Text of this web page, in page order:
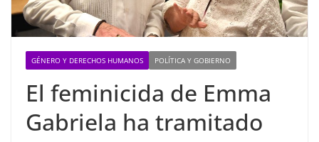
GÉNERO Y DERECHOS HUMANOS POLÍTICA Y GOBIERNO
El feminicida de Emma
Gabriela ha tramitado